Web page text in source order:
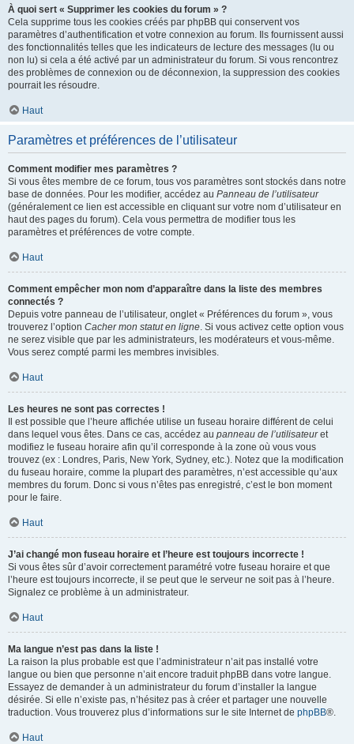
À quoi sert « Supprimer les cookies du forum » ?
Cela supprime tous les cookies créés par phpBB qui conservent vos
paramètres d’authentification et votre connexion au forum. Ils fournissent aussi
des fonctionnalités telles que les indicateurs de lecture des messages (lu ou
non lu) si cela a été activé par un administrateur du forum. Si vous rencontrez
des problèmes de connexion ou de déconnexion, la suppression des cookies
pourrait les résoudre.
Haut
Paramètres et préférences de l’utilisateur
Comment modifier mes paramètres ?
Si vous êtes membre de ce forum, tous vos paramètres sont stockés dans notre
base de données. Pour les modifier, accédez au Panneau de l’utilisateur
(généralement ce lien est accessible en cliquant sur votre nom d’utilisateur en
haut des pages du forum). Cela vous permettra de modifier tous les
paramètres et préférences de votre compte.
Haut
Comment empêcher mon nom d’apparaître dans la liste des membres
connectés ?
Depuis votre panneau de l’utilisateur, onglet « Préférences du forum », vous
trouverez l’option Cacher mon statut en ligne. Si vous activez cette option vous
ne serez visible que par les administrateurs, les modérateurs et vous-même.
Vous serez compté parmi les membres invisibles.
Haut
Les heures ne sont pas correctes !
Il est possible que l’heure affichée utilise un fuseau horaire différent de celui
dans lequel vous êtes. Dans ce cas, accédez au panneau de l’utilisateuret
modifiez le fuseau horaire afin qu’il corresponde à la zone où vous vous
trouvez (ex : Londres, Paris, New York, Sydney, etc.). Notez que la modification
du fuseau horaire, comme la plupart des paramètres, n’est accessible qu’aux
membres du forum. Donc si vous n’êtes pas enregistré, c’est le bon moment
pour le faire.
Haut
J’ai changé mon fuseau horaire et l’heure est toujours incorrecte !
Si vous êtes sûr d’avoir correctement paramétré votre fuseau horaire et que
l’heure est toujours incorrecte, il se peut que le serveur ne soit pas à l’heure.
Signalez ce problème à un administrateur.
Haut
Ma langue n’est pas dans la liste !
La raison la plus probable est que l’administrateur n’ait pas installé votre
langue ou bien que personne n’ait encore traduit phpBB dans votre langue.
Essayez de demander à un administrateur du forum d’installer la langue
désirée. Si elle n’existe pas, n’hésitez pas à créer et partager une nouvelle
traduction. Vous trouverez plus d’informations sur le site Internet de phpBB®.
Haut